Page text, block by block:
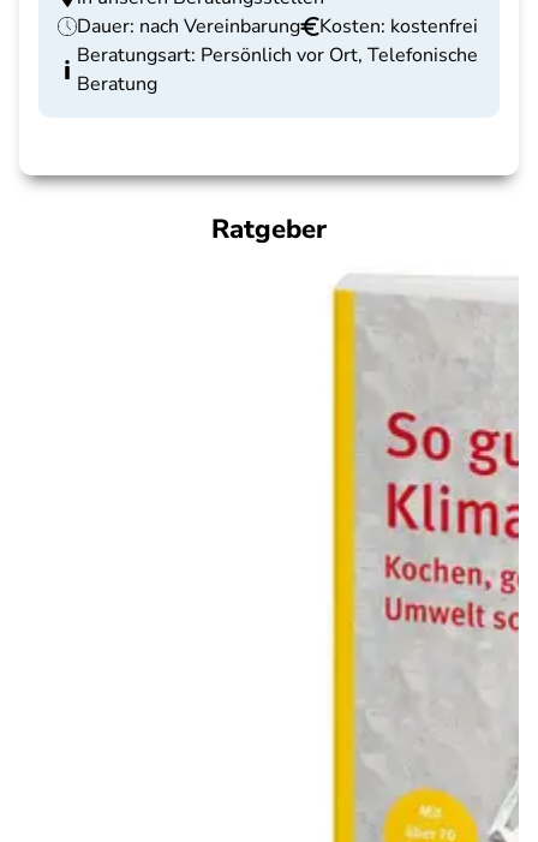
Dauer: nach Vereinbarung
Kosten: kostenfrei
Beratungsart: Persönlich vor Ort, Telefonische
Beratung
Ratgeber